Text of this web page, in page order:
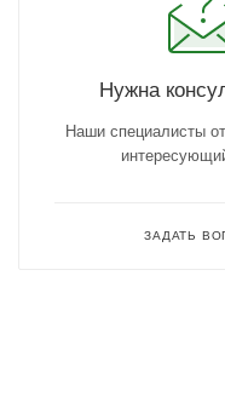
Нужна
Наши специалисты
ЗАДАТЬ